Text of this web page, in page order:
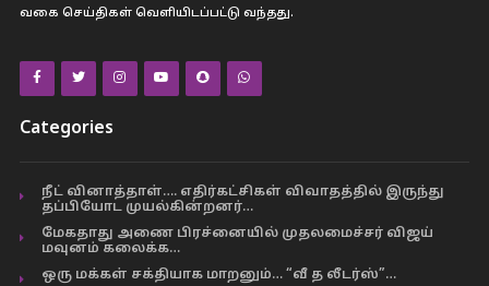
வகை செய்திகள் வெளியிடப்பட்டு வந்தது.
Categories
நீட் வினாத்தாள்…. எதிர்கட்சிகள் விவாதத்தில் இருந்து
தப்பியோட முயல்கின்றனர்…
மேகதாது அணை பிரச்னையில் முதலமைச்சர் விஜய்
மவுனம் கலைக்க…
ஒரு மக்கள் சக்தியாக மாறனும்… “வீ த லீடர்ஸ்”…